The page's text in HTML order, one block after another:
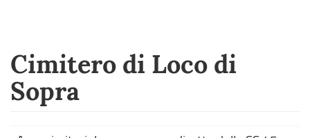
Cimitero di Loco di
Sopra